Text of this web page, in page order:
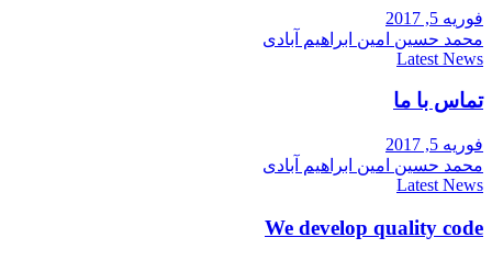
فوریه 5, 2017
محمد حسین امین ابراهیم آبادی
Latest News
تماس با ما
فوریه 5, 2017
محمد حسین امین ابراهیم آبادی
Latest News
We develop quality code